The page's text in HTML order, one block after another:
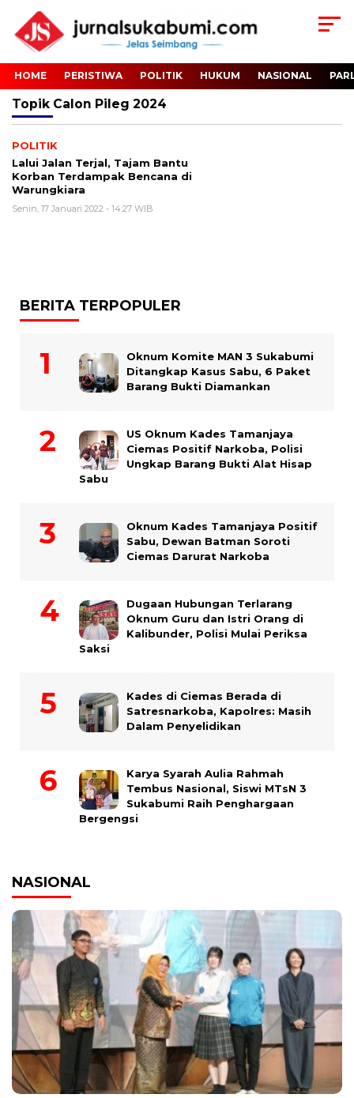
HOME PERISTIWA POLITIK HUKUM NASIONAL
Topik Calon Pileg 2024
POLITIK
Lalui Jalan Terjal, Tajam Bantu
Korban Terdampak Bencana di
Warungkiara
Senin, 17 Januari 2022 - 14:27 WIB
BERITA TERPOPULER
Oknum Komite MAN 3 Sukabumi
Ditangkap Kasus Sabu, 6 Paket
Barang Bukti Diamankan
US Oknum Kades Tamanjaya
Ciemas Positif Narkoba, Polisi
Ungkap Barang Bukti Alat Hisap
Sabu
Oknum Kades Tamanjaya Positif
Sabu, Dewan Batman Soroti
Ciemas Darurat Narkoba
Dugaan Hubungan Terlarang
Oknum Guru dan Istri Orang di
Kalibunder, Polisi Mulai Periksa
Saksi
Kades di Ciemas Berada di
Satresnarkoba, Kapolres: Masih
Dalam Penyelidikan
Karya Syarah Aulia Rahmah
Tembus Nasional, Siswi MTsN 3
Sukabumi Raih Penghargaan
Bergengsi
NASIONAL